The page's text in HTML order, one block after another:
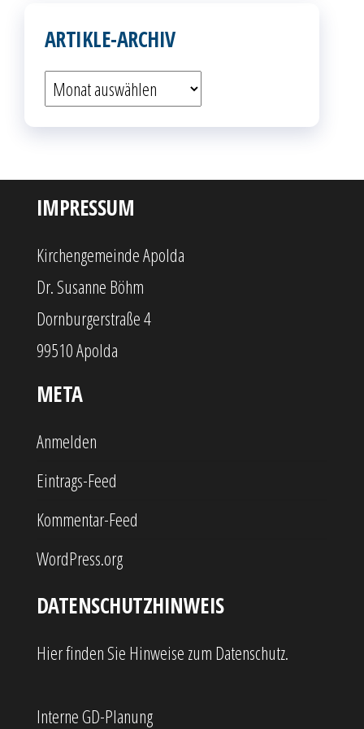
ARTIKLE-ARCHIV
Artikle-
IMPRESSUM
Kirchengemeinde Apolda
Dr. Susanne Böhm
Dornburgerstraße 4
99510 Apolda
META
Anmelden
Eintrags-Feed
Kommentar-Feed
WordPress.org
DATENSCHUTZHINWEIS
Hier finden Sie Hinweise zum Datenschutz.
Interne GD-Planung